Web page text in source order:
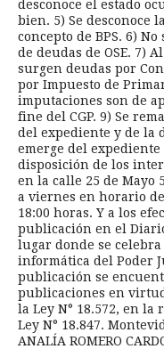
desconoce el estado
bien. 5) Se desconoce
concepto de BPS. 6)
de deudas de OSE. 7)
surgen deudas por
por Impuesto de
imputaciones son de
fine del CGP. 9) Se
del expediente y de la
emerge del
disposición de los
en la calle 25 de Mayo
a viernes en horario
18:00 horas. Y a los
publicación en el
lugar donde se celebra
informática del Poder
publicación se
publicaciones en
la Ley N° 18.572, en la
Ley N° 18.847.
ANALÍA ROMERO